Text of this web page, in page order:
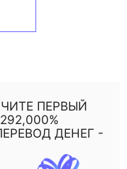
ПЕРВЫЙ
ДЕНЕГ -